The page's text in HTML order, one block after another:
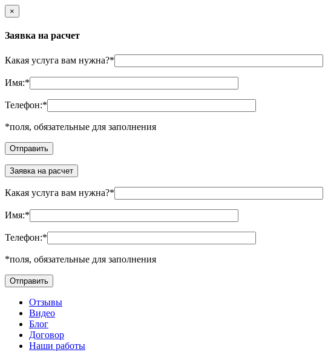
×
Заявка на расчет
Какая услуга вам нужна?*
Имя:*
Телефон:*
*поля, обязательные для заполнения
Заявка на расчет
Какая услуга вам нужна?*
Имя:*
Телефон:*
*поля, обязательные для заполнения
Отзывы
Видео
Блог
Договор
Наши работы